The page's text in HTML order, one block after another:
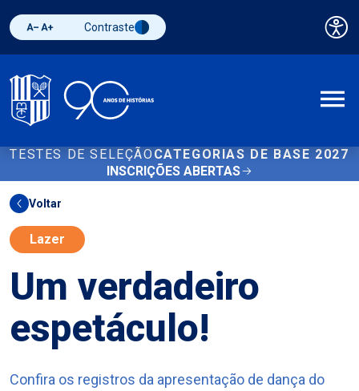
Diminuir fonte
Aumentar fonteAlternar contraste
Contraste
TESTES DE SELEÇÃO CATEGORIAS DE BASE 2027
INSCRIÇÕES ABERTAS
Voltar
Lazer
Um verdadeiro
espetáculo!
Confira os registros da apresentação de dança do